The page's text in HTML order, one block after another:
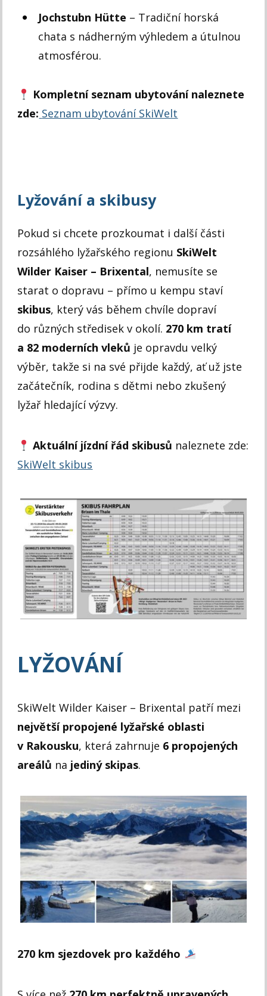
Jochstubn Hütte – Tradiční horská
chata s nádherným výhledem a útulnou
atmosférou.
Kompletní seznam ubytování naleznete
zde: Seznam ubytování SkiWelt
Lyžování a skibusy
Pokud si chcete prozkoumat i další části
rozsáhlého lyžařského regionu SkiWelt
Wilder Kaiser – Brixental, nemusíte se
starat o dopravu – přímo u kempu staví
skibus, který vás během chvíle dopraví
do různých středisek v okolí. 270 km tratí
a 82 moderních vleků je opravdu velký
výběr, takže si na své přijde každý, ať už jste
začátečník, rodina s dětmi nebo zkušený
lyžař hledající výzvy.
Aktuální jízdní řád skibusů naleznete zde:
SkiWelt skibus
LYŽOVÁNÍ
SkiWelt Wilder Kaiser – Brixental patří mezi
největší propojené lyžařské oblasti
v Rakousku, která zahrnuje 6 propojených
areálů na jediný skipas.
270 km sjezdovek pro každého